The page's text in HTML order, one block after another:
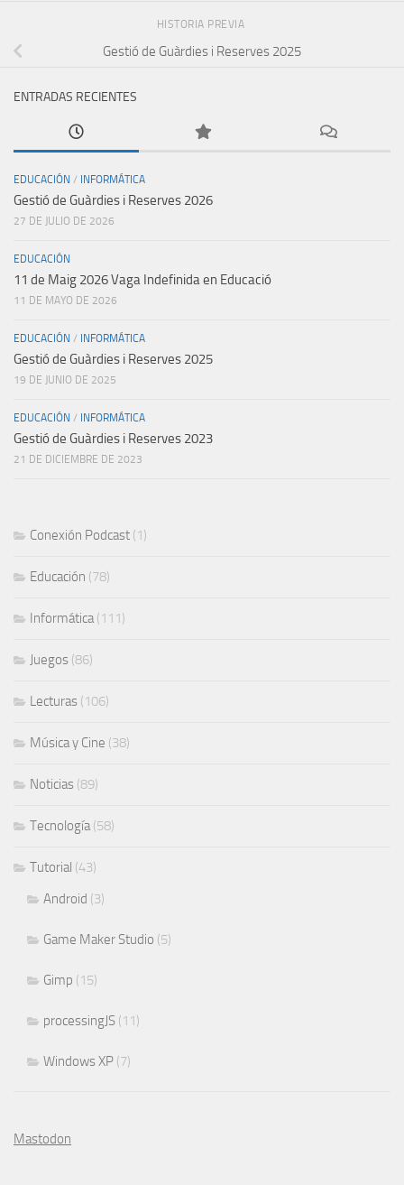
HISTORIA PREVIA
Gestió de Guàrdies i Reserves 2025
ENTRADAS RECIENTES
EDUCACIÓN / INFORMÁTICA
Gestió de Guàrdies i Reserves 2026
27 DE JULIO DE 2026
EDUCACIÓN
11 de Maig 2026 Vaga Indefinida en Educació
11 DE MAYO DE 2026
EDUCACIÓN / INFORMÁTICA
Gestió de Guàrdies i Reserves 2025
19 DE JUNIO DE 2025
EDUCACIÓN / INFORMÁTICA
Gestió de Guàrdies i Reserves 2023
21 DE DICIEMBRE DE 2023
Conexión Podcast (1)
Educación (78)
Informática(111)
Juegos (86)
Lecturas (106)
Música y Cine (38)
Noticias (89)
Tecnología(58)
Tutorial (43)
Android (3)
Game Maker Studio (5)
Gimp (15)
processingJS (11)
Windows XP (7)
Mastodon